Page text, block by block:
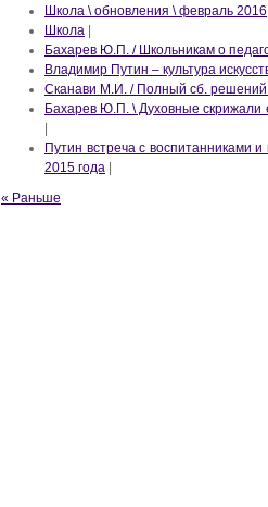
Школа \ обновления \ февраль 2016
Школа
Бахарев Ю.П. / Школьникам о
Владимир Путин – культура
Сканави М.И. / Полный сб.
Бахарев Ю.П. \ Духовные
Путин встреча с воспитанниками
2015 года
« Раньше